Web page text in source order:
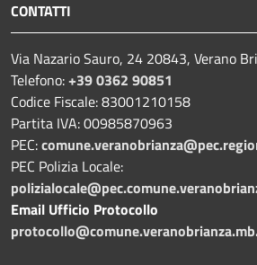
CONTATTI
Via Nazario Sauro, 24 20843, Verano
Telefono:+39 0362 90851
Codice Fiscale: 83001210158
Partita IVA: 00985870963
PEC:
PEC Polizia Locale:
Email Ufficio Protocollo